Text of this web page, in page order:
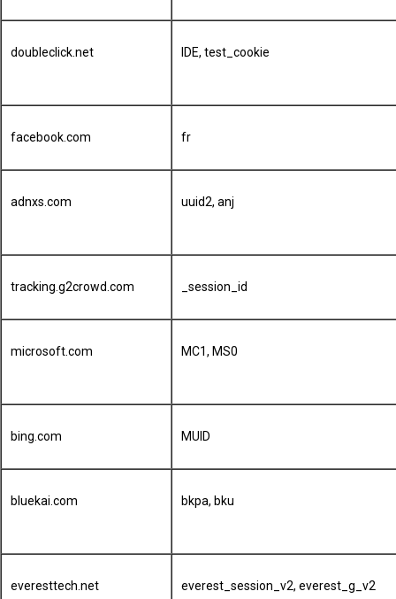
doubleclick.net IDE, test_cookie
facebook.com fr
adnxs.com uuid2, anj
tracking.g2crowd.com _session_id
microsoft.com MC1, MS0
bing.com MUID
bluekai.com bkpa, bku
everesttech.net everest_session_v2, everest_g_v2